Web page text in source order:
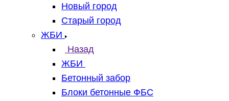
Новый город
Старый город
ЖБИ
Назад
ЖБИ
Бетонный забор
Блоки бетонные ФБС